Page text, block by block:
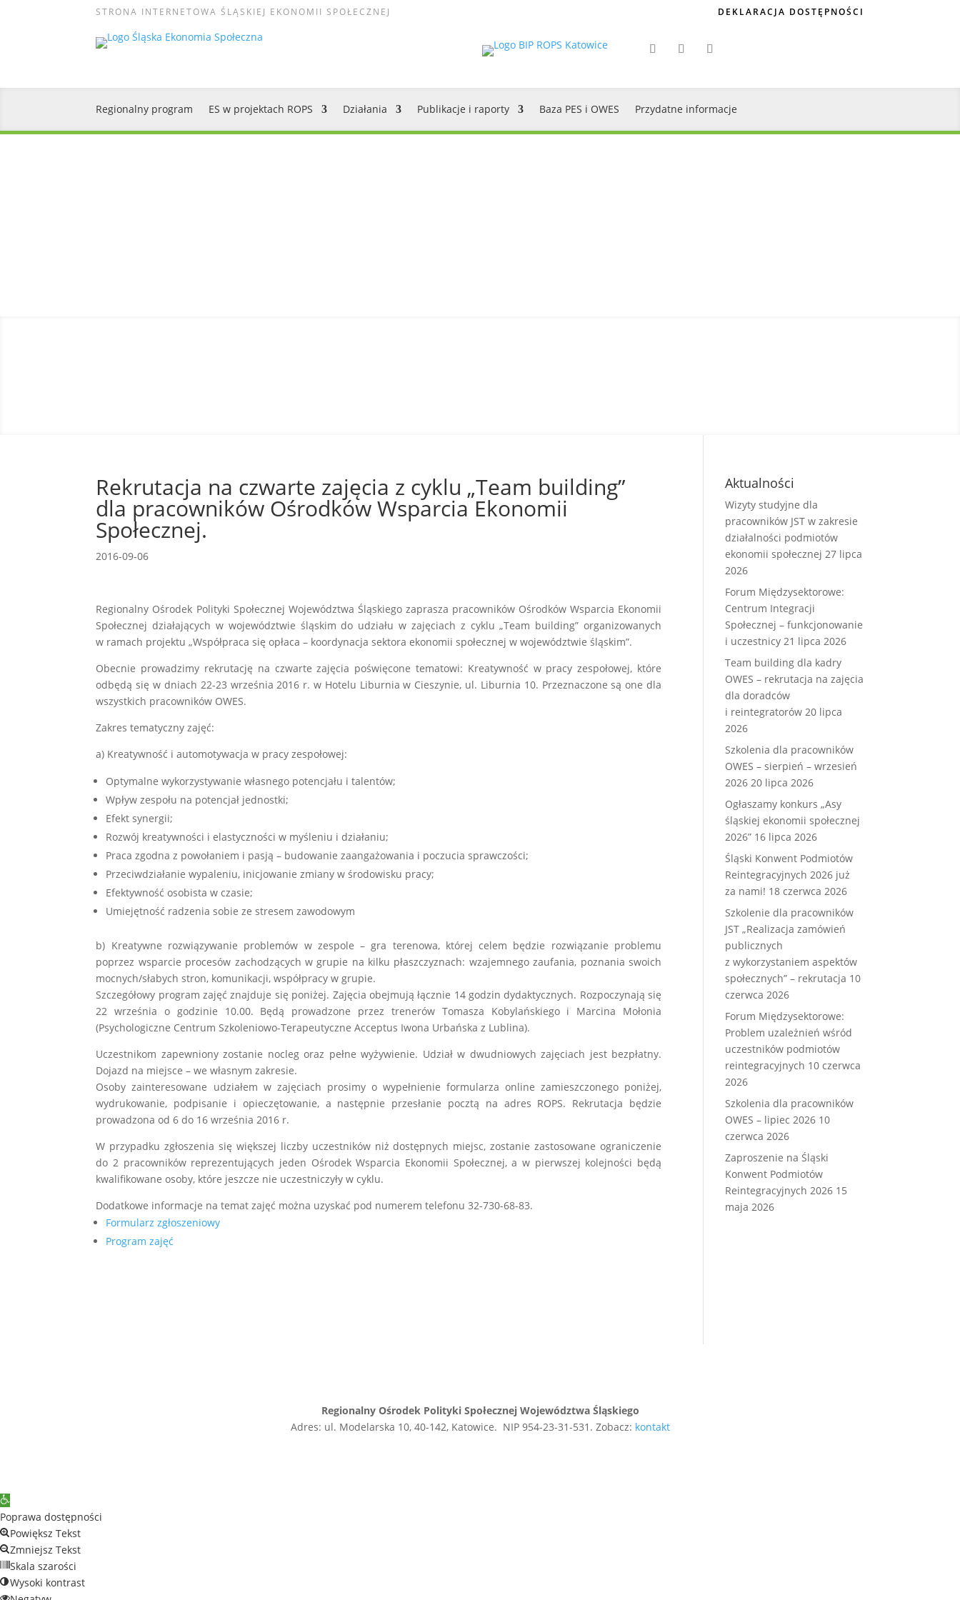
STRONA INTERNETOWA ŚLĄSKIEJ EKONOMII SPOŁECZNEJ DEKLARACJA DOSTĘPNOŚCI
Regionalny program ES w projektach ROPS Działania Publikacje i raporty Baza PES i OWES Przydatne informacje
Rekrutacja na czwarte zajęcia z cyklu „Team building”
dla pracowników Ośrodków Wsparcia Ekonomii
Społecznej.
2016-09-06
Regionalny Ośrodek Polityki Społecznej Województwa Śląskiego zaprasza pracowników Ośrodków Wsparcia Ekonomii
Społecznej działających w województwie śląskim do udziału w zajęciach z cyklu „Team building” organizowanych
w ramach projektu „Współpraca się opłaca – koordynacja sektora ekonomii społecznej w województwie śląskim”.
Obecnie prowadzimy rekrutację na czwarte zajęcia poświęcone tematowi: Kreatywność w pracy zespołowej, które
odbędą się w dniach 22-23 września 2016 r. w Hotelu Liburnia w Cieszynie, ul. Liburnia 10. Przeznaczone są one dla
wszystkich pracowników OWES.
Zakres tematyczny zajęć:
a) Kreatywność i automotywacja w pracy zespołowej:
Optymalne wykorzystywanie własnego potencjału i talentów;
Wpływ zespołu na potencjał jednostki;
Efekt synergii;
Rozwój kreatywności i elastyczności w myśleniu i działaniu;
Praca zgodna z powołaniem i pasją – budowanie zaangażowania i poczucia sprawczości;
Przeciwdziałanie wypaleniu, inicjowanie zmiany w środowisku pracy;
Efektywność osobista w czasie;
Umiejętność radzenia sobie ze stresem zawodowym
b) Kreatywne rozwiązywanie problemów w zespole – gra terenowa, której celem będzie rozwiązanie problemu
poprzez wsparcie procesów zachodzących w grupie na kilku płaszczyznach: wzajemnego zaufania, poznania swoich
mocnych/słabych stron, komunikacji, współpracy w grupie.
Szczegółowy program zajęć znajduje się poniżej. Zajęcia obejmują łącznie 14 godzin dydaktycznych. Rozpoczynają się
22 września o godzinie 10.00. Będą prowadzone przez trenerów Tomasza Kobylańskiego i Marcina Mołonia
(Psychologiczne Centrum Szkoleniowo-Terapeutyczne Acceptus Iwona Urbańska z Lublina).
Uczestnikom zapewniony zostanie nocleg oraz pełne wyżywienie. Udział w dwudniowych zajęciach jest bezpłatny.
Dojazd na miejsce – we własnym zakresie.
Osoby zainteresowane udziałem w zajęciach prosimy o wypełnienie formularza online zamieszczonego poniżej,
wydrukowanie, podpisanie i opieczętowanie, a następnie przesłanie pocztą na adres ROPS. Rekrutacja będzie
prowadzona od 6 do 16 września 2016 r.
W przypadku zgłoszenia się większej liczby uczestników niż dostępnych miejsc, zostanie zastosowane ograniczenie
do 2 pracowników reprezentujących jeden Ośrodek Wsparcia Ekonomii Społecznej, a w pierwszej kolejności będą
kwalifikowane osoby, które jeszcze nie uczestniczyły w cyklu.
Dodatkowe informacje na temat zajęć można uzyskać pod numerem telefonu 32-730-68-83.
Formularz zgłoszeniowy
Program zajęć
Aktualności
Wizyty studyjne dla
pracowników JST w zakresie
działalności podmiotów
ekonomii społecznej 27 lipca
2026
Forum Międzysektorowe:
Centrum Integracji
Społecznej – funkcjonowanie
i uczestnicy 21 lipca 2026
Team building dla kadry
OWES – rekrutacja na zajęcia
dla doradców
i reintegratorów 20 lipca
2026
Szkolenia dla pracowników
OWES – sierpień – wrzesień
2026 20 lipca 2026
Ogłaszamy konkurs „Asy
śląskiej ekonomii społecznej
2026” 16 lipca 2026
Śląski Konwent Podmiotów
Reintegracyjnych 2026 już
za nami! 18 czerwca 2026
Szkolenie dla pracowników
JST „Realizacja zamówień
publicznych
z wykorzystaniem aspektów
społecznych” – rekrutacja 10
czerwca 2026
Forum Międzysektorowe:
Problem uzależnień wśród
uczestników podmiotów
reintegracyjnych 10 czerwca
2026
Szkolenia dla pracowników
OWES – lipiec 2026 10
czerwca 2026
Zaproszenie na Śląski
Konwent Podmiotów
Reintegracyjnych 2026 15
maja 2026
Regionalny Ośrodek Polityki Społecznej Województwa Śląskiego
Adres: ul. Modelarska 10, 40-142, Katowice. NIP 954-23-31-531. Zobacz: kontakt
Open
toolbar
Poprawa dostępności
Powiększ Tekst
Zmniejsz Tekst
Skala szarości
Wysoki kontrast